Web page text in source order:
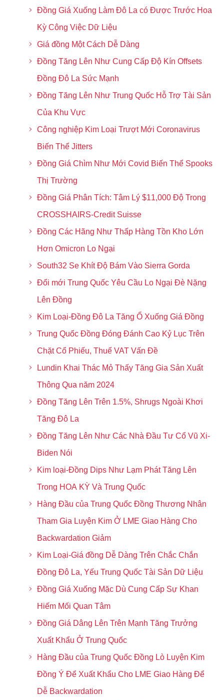
Đồng Giá Xuống Làm Đô La có Được Trước Hoa
Kỳ Công Việc Dữ Liệu
Giá đồng Một Cách Dễ Dàng
Đồng Tăng Lên Như Cung Cấp Độ Kín Offsets
Đồng Đô La Sức Mạnh
Đồng Tăng Lên Như Trung Quốc Hỗ Trợ Tài Sản
Của Khu Vực
Công nghiệp Kim Loại Trượt Mới Coronavirus
Biến Thể Jitters
Đồng Giá Chìm Như Mới Covid Biến Thể Spooks
Thị Trường
Đồng Giá Phân Tích: Tâm Lý $11,000 Độ Trong
CROSSHAIRS-Credit Suisse
Đồng Các Hãng Như Thấp Hàng Tồn Kho Lớn
Hơn Omicron Lo Ngại
South32 Se Khít Độ Bám Vào Sierra Gorda
Đổi mới Trung Quốc Yêu Cầu Lo Ngại Đè Nặng
Lên Đồng
Kim Loại-Đồng Đô La Tăng Ổ Xuống Giá Đồng
Trung Quốc Đồng Đóng Đánh Cao Kỷ Lục Trên
Chặt Cổ Phiếu, Thuế VAT Vấn Đề
Lundin Khai Thác Mỏ Thấy Tăng Gia Sản Xuất
Thông Qua năm 2024
Đồng Tăng Lên Trên 1.5%, Shrugs Ngoài Khơi
Tăng Đô La
Đồng Tăng Lên Như Các Nhà Đầu Tư Cổ Vũ Xi-
Biden Nói
Kim loại-Đồng Dips Như Lạm Phát Tăng Lên
Trong HOA KỲ Và Trung Quốc
Hàng Đầu của Trung Quốc Đồng Thương Nhân
Tham Gia Luyện Kim Ở LME Giao Hàng Cho
Backwardation Giảm
Kim Loại-Giá đồng Dễ Dàng Trên Chắc Chắn
Đồng Đô La, Yếu Trung Quốc Tài Sản Dữ Liệu
Đồng Giá Xuống Mặc Dù Cung Cấp Sự Khan
Hiếm Mối Quan Tâm
Đồng Giá Dâng Lên Trên Mạnh Tăng Trưởng
Xuất Khẩu Ở Trung Quốc
Hàng Đầu của Trung Quốc Đồng Lò Luyện Kim
Đồng Ý Để Xuất Khẩu Cho LME Giao Hàng Để
Dễ Backwardation